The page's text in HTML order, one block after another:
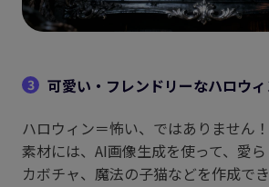
3
可愛い・フレンドリーなハロウ
ハロウィン＝怖い、ではありません
素材には、AI画像生成を使って、愛
カボチャ、魔法の子猫などを作成でき